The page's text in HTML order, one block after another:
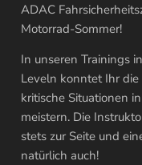
ADAC
Motorrad-Sommer!
In unseren Trainings
Leveln konntet Ihr
kritische Situationen
meistern. Die
stets zur Seite und
natürlich auch!